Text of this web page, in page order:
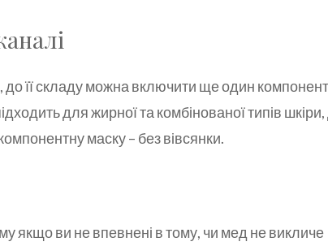
її складу можна включити ще один
для жирної та комбінованої типів
маску – без вівсянки.
якщо ви не впевнені в тому, чи мед не викличе